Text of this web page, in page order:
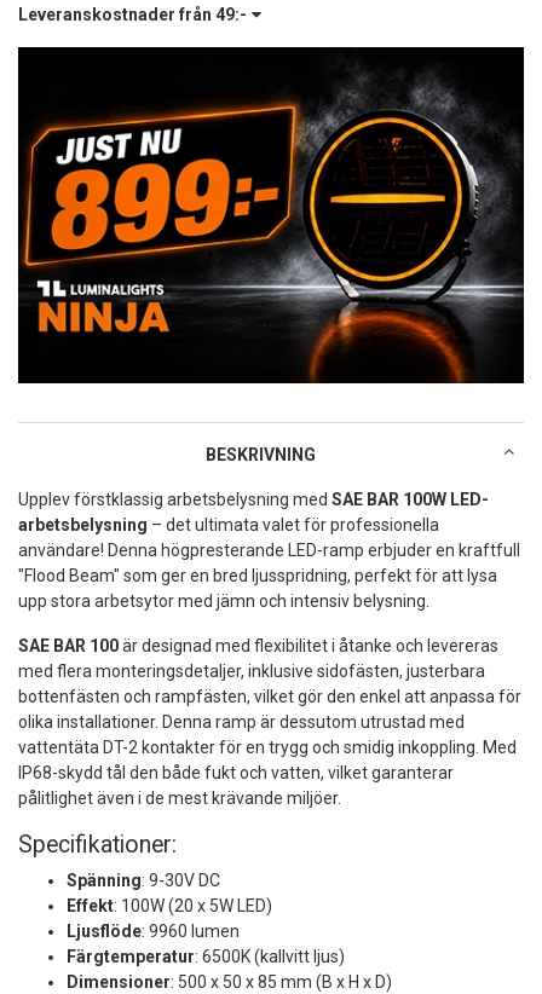
Leveranskostnader från 49:-
BESKRIVNING
Upplev förstklassig arbetsbelysning med SAE BAR 100W LED-
arbetsbelysning – det ultimata valet för professionella
användare! Denna högpresterande LED-ramp erbjuder en kraftfull
"Flood Beam" som ger en bred ljusspridning, perfekt för att lysa
upp stora arbetsytor med jämn och intensiv belysning.
SAE BAR 100är designad med flexibilitet i åtanke och levereras
med flera monteringsdetaljer, inklusive sidofästen, justerbara
bottenfästen och rampfästen, vilket gör den enkel att anpassa för
olika installationer. Denna ramp är dessutom utrustad med
vattentäta DT-2 kontakter för en trygg och smidig inkoppling. Med
IP68-skydd tål den både fukt och vatten, vilket garanterar
pålitlighet även i de mest krävande miljöer.
Specifikationer:
Spänning: 9-30V DC
Effekt: 100W (20 x 5W LED)
Ljusflöde: 9960 lumen
Färgtemperatur: 6500K (kallvitt ljus)
Dimensioner: 500 x 50 x 85 mm (B x H x D)